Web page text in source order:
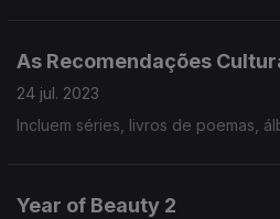
As Recomendações
24 jul. 2023
Incluem séries, livros de poemas,
Year of Beauty 2